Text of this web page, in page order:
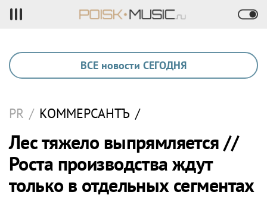
ВСЕ новости СЕГОДНЯ
PR / КОММЕРСАНТЪ /
Лес тяжело выпрямляется //
Роста производства ждут
только в отдельных сегментах